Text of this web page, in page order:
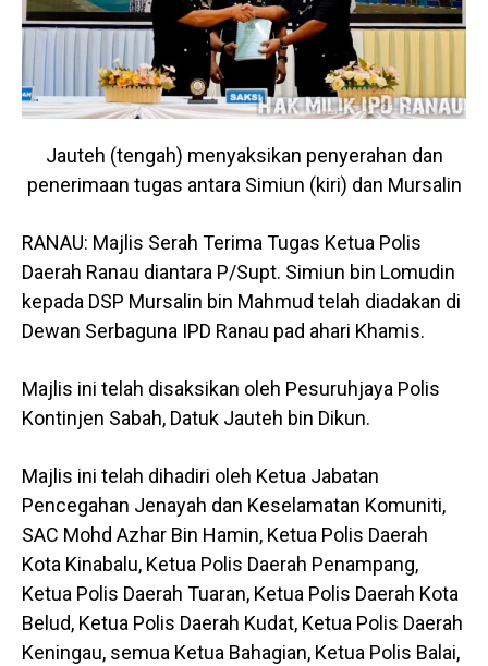
Jauteh (tengah) menyaksikan penyerahan dan
penerimaan tugas antara Simiun (kiri) dan Mursalin
RANAU: Majlis Serah Terima Tugas Ketua Polis
Daerah Ranau diantara P/Supt. Simiun bin Lomudin
kepada DSP Mursalin bin Mahmud telah diadakan di
Dewan Serbaguna IPD Ranau pad ahari Khamis.
Majlis ini telah disaksikan oleh Pesuruhjaya Polis
Kontinjen Sabah, Datuk Jauteh bin Dikun.
Majlis ini telah dihadiri oleh Ketua Jabatan
Pencegahan Jenayah dan Keselamatan Komuniti,
SAC Mohd Azhar Bin Hamin, Ketua Polis Daerah
Kota Kinabalu, Ketua Polis Daerah Penampang,
Ketua Polis Daerah Tuaran, Ketua Polis Daerah Kota
Belud, Ketua Polis Daerah Kudat, Ketua Polis Daerah
Keningau, semua Ketua Bahagian, Ketua Polis Balai,